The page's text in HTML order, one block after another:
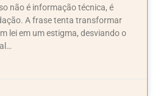
não é informação técnica, é
A frase tenta transformar
lei em um estigma, desviando o